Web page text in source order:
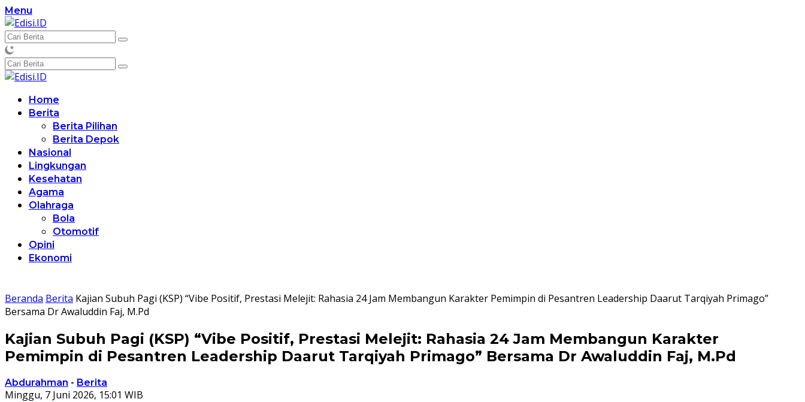
Langsung
ke
konten
Menu
Home
Berita
Berita Pilihan
Berita Depok
Nasional
Lingkungan
Kesehatan
Agama
Olahraga
Bola
Otomotif
Opini
Ekonomi
Beranda Berita Kajian Subuh Pagi (KSP) “Vibe Positif, Prestasi Melejit: Rahasia 24 Jam Membangun Karakter Pemimpin di Pesantren Leadership Daarut Tarqiyah Primago”
Bersama Dr Awaluddin Faj, M.Pd
Kajian Subuh Pagi (KSP) “Vibe Positif, Prestasi Melejit: Rahasia 24 Jam Membangun Karakter
Pemimpin di Pesantren Leadership Daarut Tarqiyah Primago” Bersama Dr Awaluddin Faj, M.Pd
Abdurahman - Berita
Minggu, 7 Juni 2026, 15:01 WIB